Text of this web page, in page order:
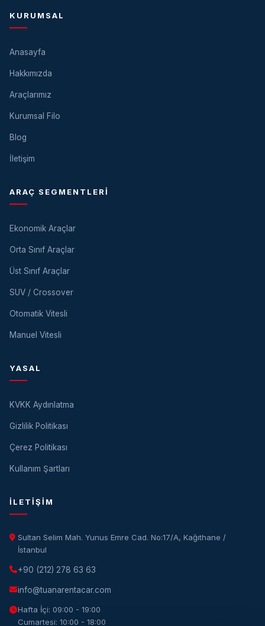
KURUMSAL
Anasayfa
Hakkımızda
Araçlarımız
Kurumsal Filo
Blog
İletişim
ARAÇ SEGMENTLERI
Ekonomik Araçlar
Orta Sınıf Araçlar
Üst Sınıf Araçlar
SUV / Crossover
Otomatik Vitesli
Manuel Vitesli
YASAL
KVKK Aydınlatma
Gizlilik Politikası
Çerez Politikası
Kullanım Şartları
İLETIŞIM
Sultan Selim Mah. Yunus Emre Cad. No:17/A, Kağıthane /
İstanbul
+90 (212) 278 63 63
info@tuanarentacar.com
Hafta İçi: 09:00 - 19:00
Cumartesi: 10:00 - 18:00